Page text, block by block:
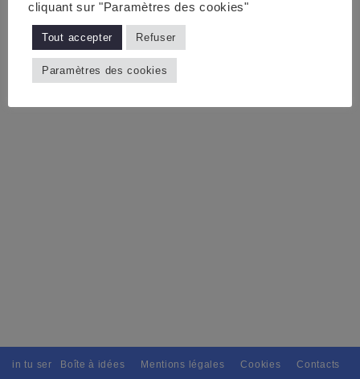
tu seras, Pour tous avec discernement. // L'amitié tu
Boîte à idées Mentions légales Cookies Contacts
cliquant sur "Paramètres des cookies"
Tout accepter Refuser
Paramètres des cookies